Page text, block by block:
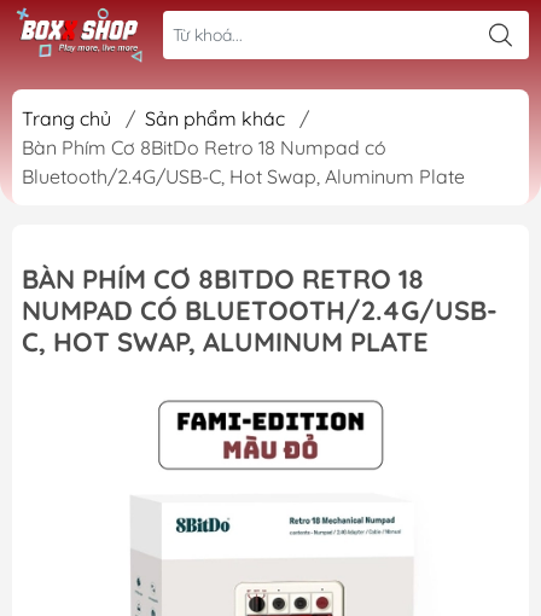
Trang chủ / Sản phẩm khác
/
Bàn Phím Cơ 8BitDo Retro 18 Numpad có
Bluetooth/2.4G/USB-C, Hot Swap, Aluminum Plate
BÀN PHÍM CƠ 8BITDO RETRO 18
NUMPAD CÓ BLUETOOTH/2.4G/USB-
C, HOT SWAP, ALUMINUM PLATE